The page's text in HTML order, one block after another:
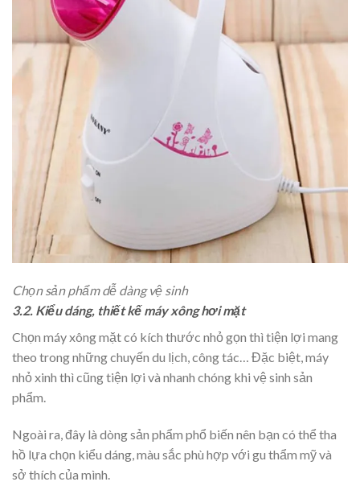
Chọn sản phẩm dễ dàng vệ sinh
3.2. Kiểu dáng, thiết kế máy xông hơi mặt
Chọn máy xông mặt có kích thước nhỏ gọn thì tiện lợi mang
theo trong những chuyến du lịch, công tác… Đặc biệt, máy
nhỏ xinh thì cũng tiện lợi và nhanh chóng khi vệ sinh sản
phẩm.
Ngoài ra, đây là dòng sản phẩm phổ biến nên bạn có thể tha
hồ lựa chọn kiểu dáng, màu sắc phù hợp với gu thẩm mỹ và
sở thích của mình.